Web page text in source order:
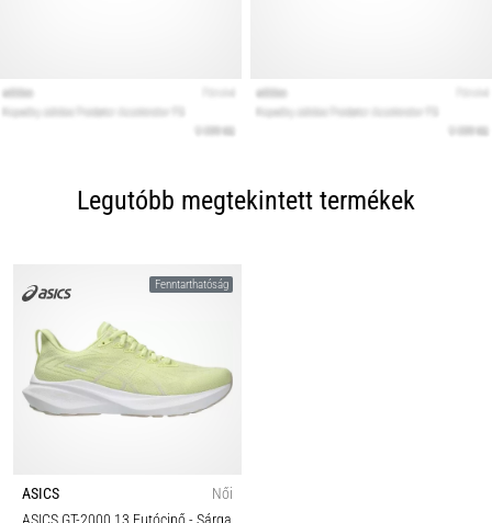
Legutóbb megtekintett termékek
Fenntarthatóság
ASICS
Női